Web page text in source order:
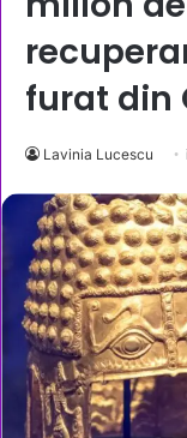
furat din
Lavinia Lucescu